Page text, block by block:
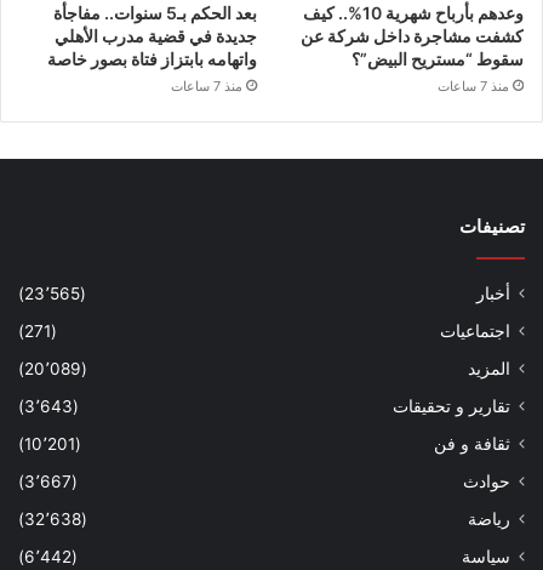
وعدهم بأرباح شهرية 10%.. كيف
كشفت مشاجرة داخل شركة عن
سقوط “مستريح البيض”؟
منذ 7 ساعات
بعد الحكم بـ5 سنوات.. مفاجأة
جديدة في قضية مدرب الأهلي
واتهامه بابتزاز فتاة بصور خاصة
منذ 7 ساعات
تصنيفات
أخبار
(23٬565)
اجتماعيات
(271)
المزيد
(20٬089)
تقارير و تحقيقات
(3٬643)
ثقافة و فن
(10٬201)
حوادث
(3٬667)
رياضة
(32٬638)
سياسة
(6٬442)